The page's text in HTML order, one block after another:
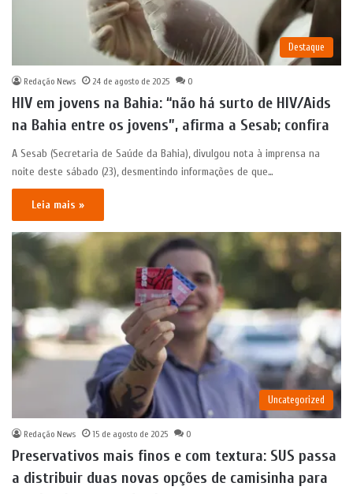
Destaque
Redação News 24 de agosto de 2025 0
HIV em jovens na Bahia: “não há surto de HIV/Aids
na Bahia entre os jovens”, afirma a Sesab; confira
A Sesab (Secretaria de Saúde da Bahia), divulgou nota à imprensa na
noite deste sábado (23), desmentindo informações de que…
Leia mais »
Uncategorized
Redação News 15 de agosto de 2025 0
Preservativos mais finos e com textura: SUS passa
a distribuir duas novas opções de camisinha para